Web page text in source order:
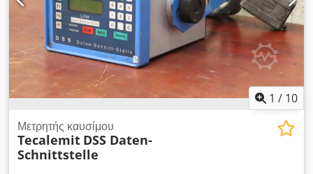
1 / 10
Μετρητής καυσίμου
Tecalemit DSS Daten-
Schnittstelle